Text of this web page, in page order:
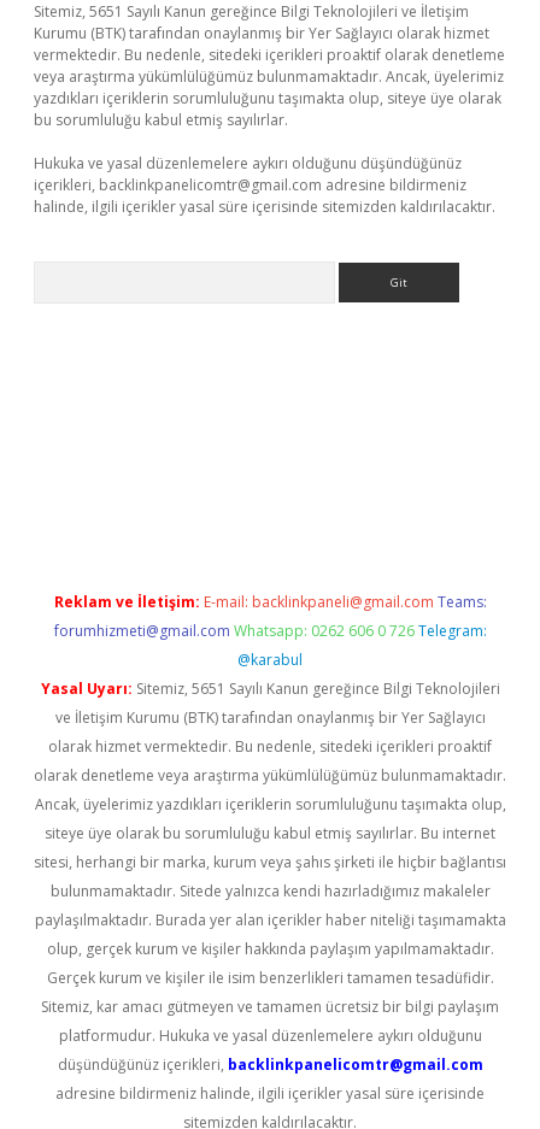
Sitemiz, 5651 Sayılı Kanun gereğince Bilgi Teknolojileri ve İletişim
Kurumu (BTK) tarafından onaylanmış bir Yer Sağlayıcı olarak hizmet
vermektedir. Bu nedenle, sitedeki içerikleri proaktif olarak denetleme
veya araştırma yükümlülüğümüz bulunmamaktadır. Ancak, üyelerimiz
yazdıkları içeriklerin sorumluluğunu taşımakta olup, siteye üye olarak
bu sorumluluğu kabul etmiş sayılırlar.
Hukuka ve yasal düzenlemelere aykırı olduğunu düşündüğünüz
içerikleri, backlinkpanelicomtr@gmail.com adresine bildirmeniz
halinde, ilgili içerikler yasal süre içerisinde sitemizden kaldırılacaktır.
Reklam ve İletişim: E-mail: backlinkpaneli@gmail.com Teams:
forumhizmeti@gmail.com Whatsapp: 0262 606 0 726 Telegram:
@karabul
Yasal Uyarı: Sitemiz, 5651 Sayılı Kanun gereğince Bilgi Teknolojileri
ve İletişim Kurumu (BTK) tarafından onaylanmış bir Yer Sağlayıcı
olarak hizmet vermektedir. Bu nedenle, sitedeki içerikleri proaktif
olarak denetleme veya araştırma yükümlülüğümüz bulunmamaktadır.
Ancak, üyelerimiz yazdıkları içeriklerin sorumluluğunu taşımakta olup,
siteye üye olarak bu sorumluluğu kabul etmiş sayılırlar. Bu internet
sitesi, herhangi bir marka, kurum veya şahıs şirketi ile hiçbir bağlantısı
bulunmamaktadır. Sitede yalnızca kendi hazırladığımız makaleler
paylaşılmaktadır. Burada yer alan içerikler haber niteliği taşımamakta
olup, gerçek kurum ve kişiler hakkında paylaşım yapılmamaktadır.
Gerçek kurum ve kişiler ile isim benzerlikleri tamamen tesadüfidir.
Sitemiz, kar amacı gütmeyen ve tamamen ücretsiz bir bilgi paylaşım
platformudur. Hukuka ve yasal düzenlemelere aykırı olduğunu
düşündüğünüz içerikleri, backlinkpanelicomtr@gmail.com
adresine bildirmeniz halinde, ilgili içerikler yasal süre içerisinde
sitemizden kaldırılacaktır.